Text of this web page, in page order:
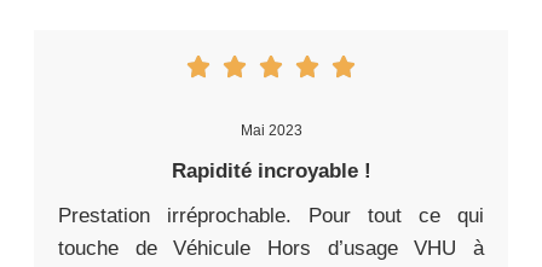
Mai 2023
Rapidité incroyable !
Prestation irréprochable. Pour tout ce qui
touche de Véhicule Hors d’usage VHU à